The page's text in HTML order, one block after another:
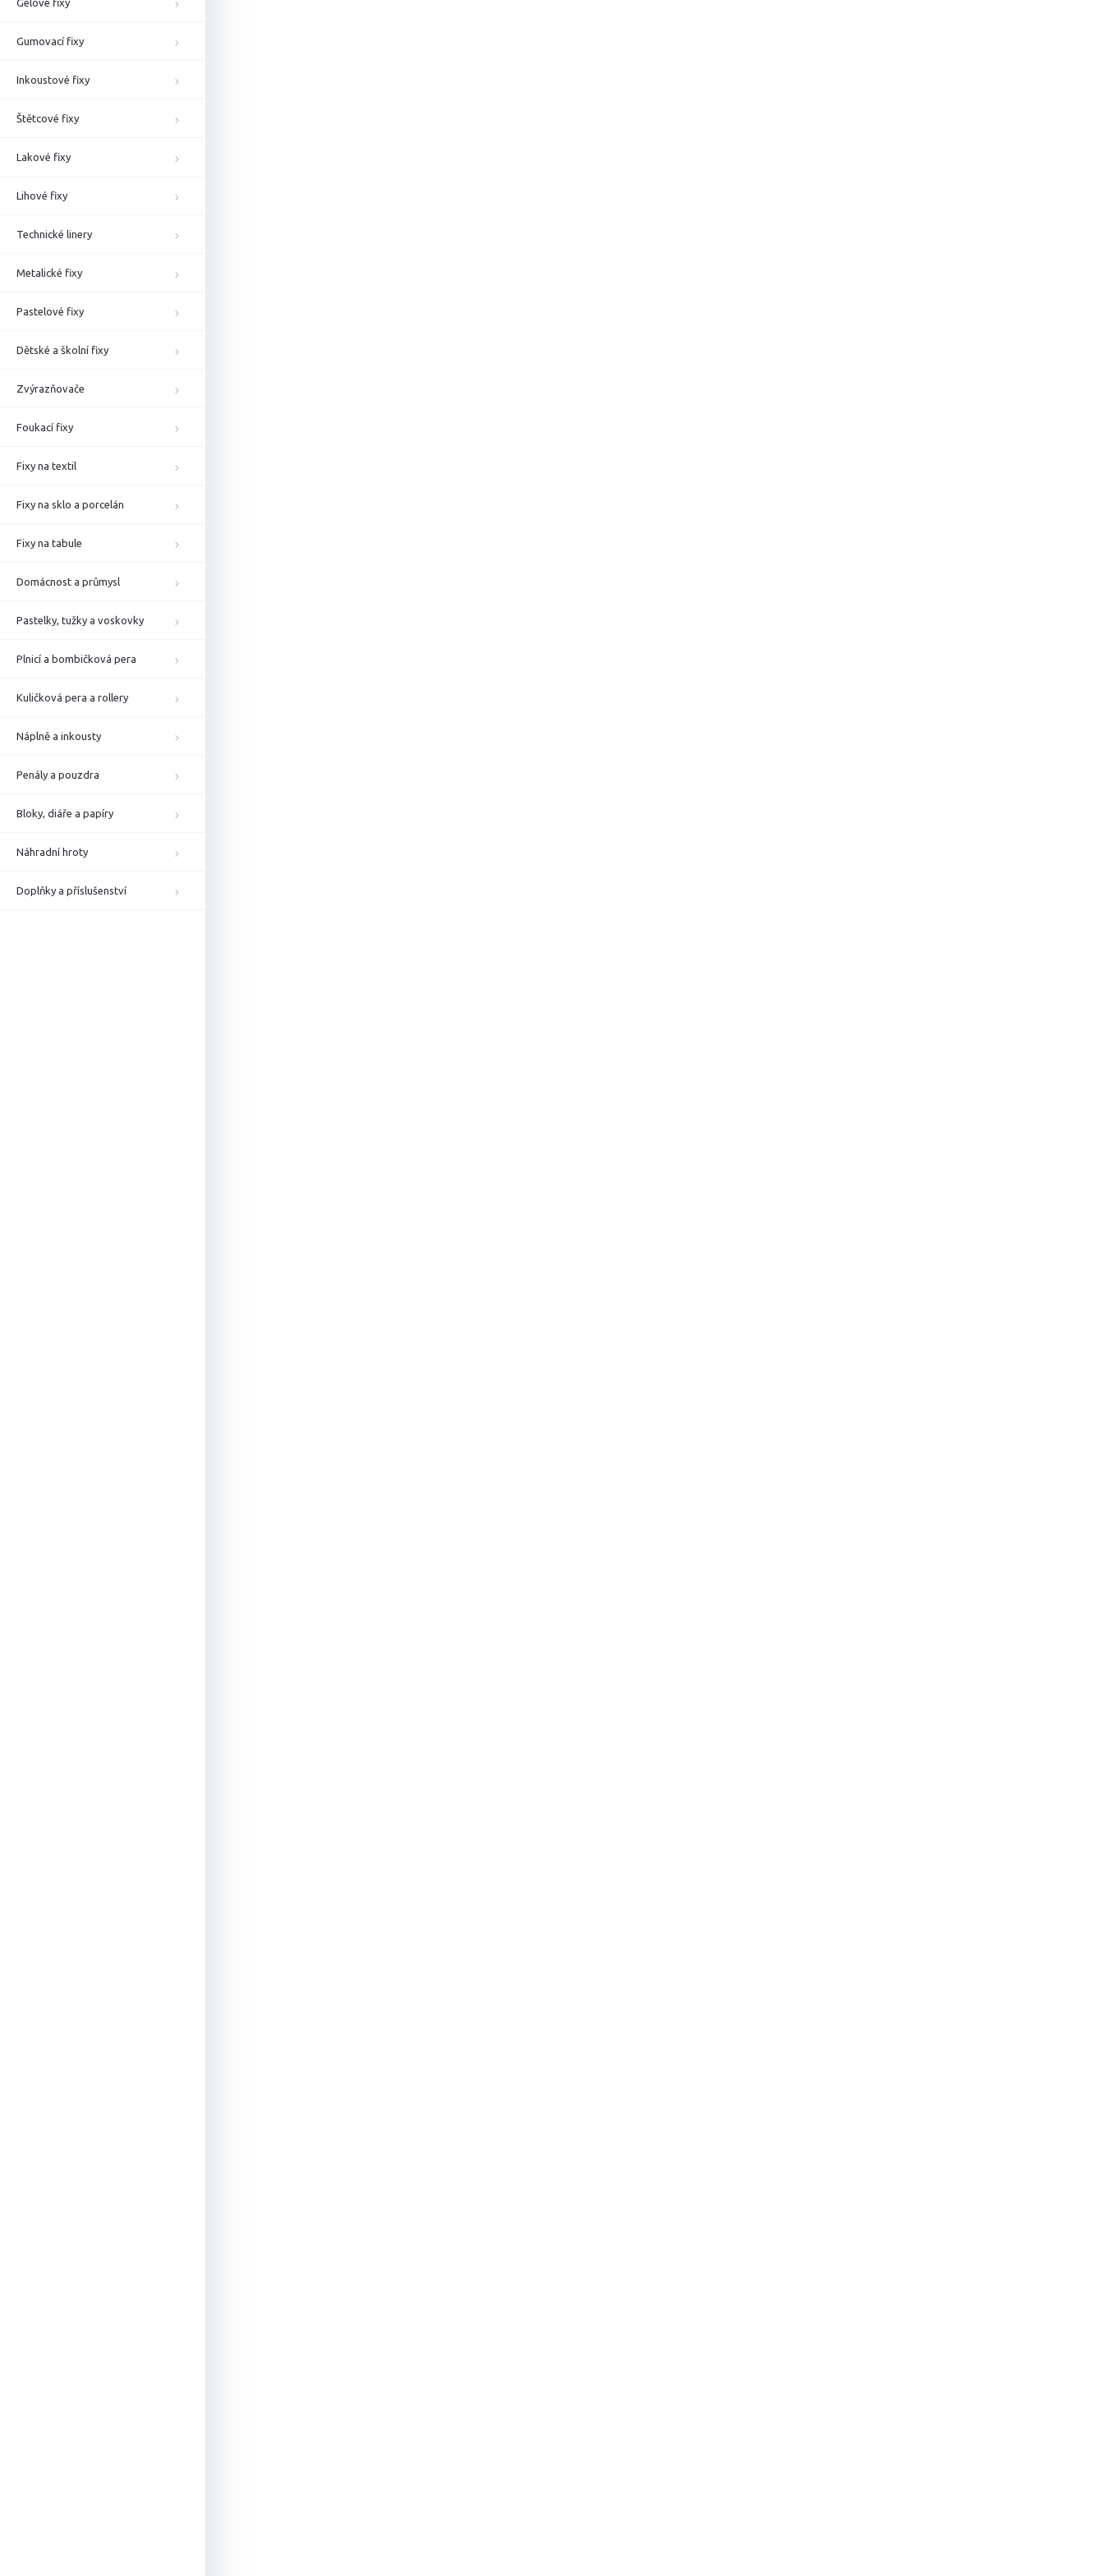
Gelové fixy
Gumovací fixy
Inkoustové fixy
Štětcové fixy
Lakové fixy
Lihové fixy
Technické linery
Metalické fixy
Pastelové fixy
Dětské a školní fixy
Zvýrazňovače
Foukací fixy
Fixy na textil
Fixy na sklo a porcelán
Fixy na tabule
Domácnost a průmysl
Pastelky, tužky a voskovky
Plnicí a bombičková pera
Kuličková pera a rollery
Náplně a inkousty
Penály a pouzdra
Bloky, diáře a papíry
Náhradní hroty
Doplňky a příslušenství